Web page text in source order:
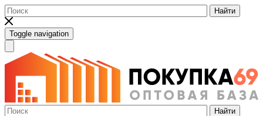
Найти
Toggle navigation
Найти